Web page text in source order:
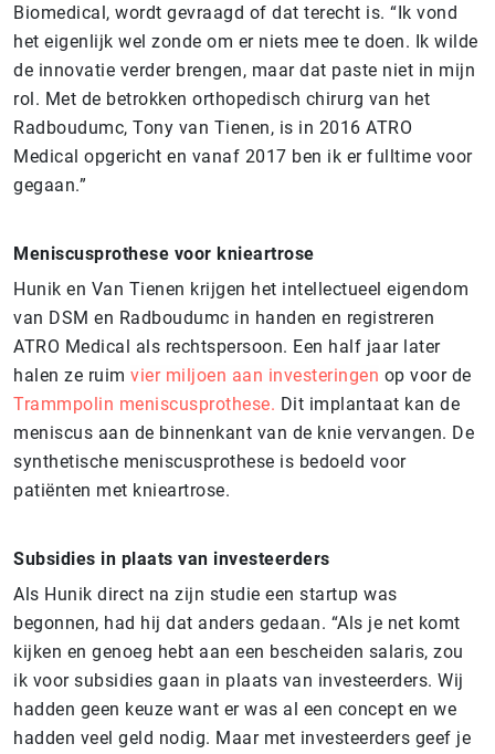
Biomedical, wordt gevraagd of dat terecht is. “Ik vond
het eigenlijk wel zonde om er niets mee te doen. Ik wilde
de innovatie verder brengen, maar dat paste niet in mijn
rol. Met de betrokken orthopedisch chirurg van het
Radboudumc, Tony van Tienen, is in 2016 ATRO
Medical opgericht en vanaf 2017 ben ik er fulltime voor
gegaan.”
Meniscusprothese voor knieartrose
Hunik en Van Tienen krijgen het intellectueel eigendom
van DSM en Radboudumc in handen en registreren
ATRO Medical als rechtspersoon. Een half jaar later
halen ze ruim vier miljoen aan investeringen op voor de
Trammpolin meniscusprothese. Dit implantaat kan de
meniscus aan de binnenkant van de knie vervangen. De
synthetische meniscusprothese is bedoeld voor
patiënten met knieartrose.
Subsidies in plaats van investeerders
Als Hunik direct na zijn studie een startup was
begonnen, had hij dat anders gedaan. “Als je net komt
kijken en genoeg hebt aan een bescheiden salaris, zou
ik voor subsidies gaan in plaats van investeerders. Wij
hadden geen keuze want er was al een concept en we
hadden veel geld nodig. Maar met investeerders geef je